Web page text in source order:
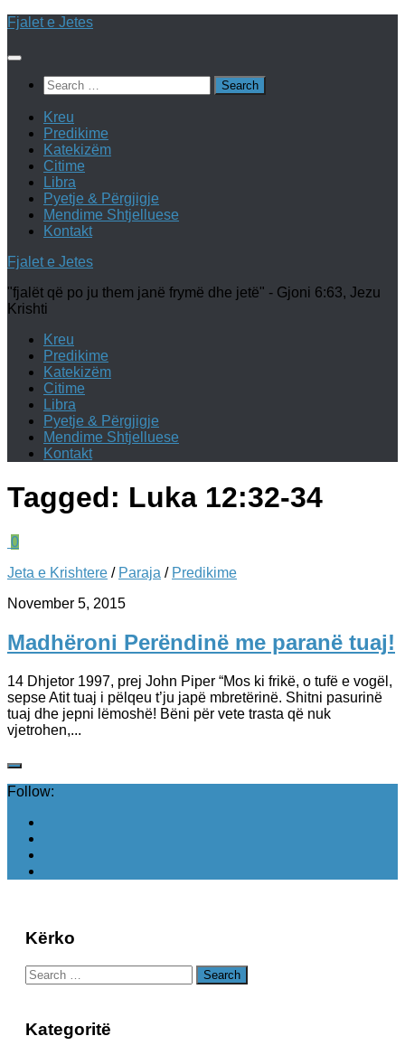
Skip
content
Fjalet e Jetes
Search
for:
Kreu
Predikime
Katekizëm
Citime
Libra
Pyetje & Përgjigje
Mendime Shtjelluese
Kontakt
Fjalet e Jetes
"fjalët që po ju them janë frymë dhe jetë" - Gjoni 6:63, Jezu
Krishti
Kreu
Predikime
Katekizëm
Citime
Libra
Pyetje & Përgjigje
Mendime Shtjelluese
Kontakt
Tagged: Luka 12:32-34
0
Jeta e Krishtere / Paraja / Predikime
November 5, 2015
Madhëroni Perëndinë me paranë tuaj!
14 Dhjetor 1997, prej John Piper “Mos ki frikë, o tufë e vogël,
sepse Atit tuaj i pëlqeu t’ju japë mbretërinë. Shitni pasurinë
tuaj dhe jepni lëmoshë! Bëni për vete trasta që nuk
vjetrohen,...
Follow:
Kërko
Search
for:
Kategoritë